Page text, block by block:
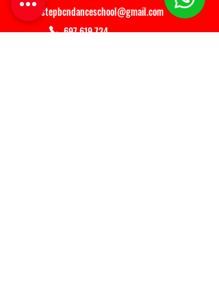
stepbcndanceschool@gmail.com
697 619 734